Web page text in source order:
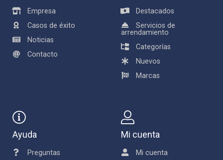
Empresa
Casos de éxito
Noticias
Contacto
Destacados
Servicios de
arrendamiento
Categorías
Nuevos
Marcas
Ayuda
Preguntas
Mi cuenta
Mi cuenta